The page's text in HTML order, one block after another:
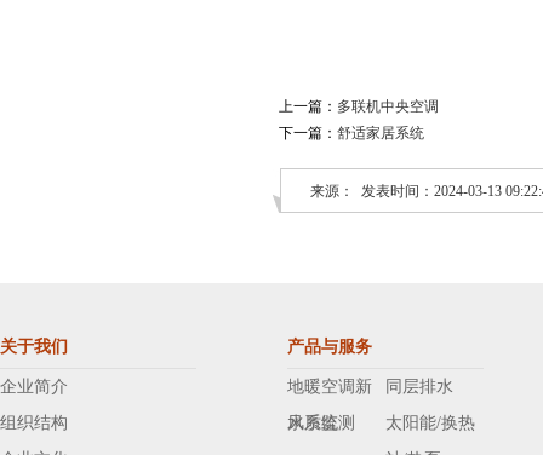
上一篇： 多联机中央空调
下一篇： 舒适家居系统
来源： 发表时间：2024-03-13
关于我们
企业简介
组织结构
产品与服务
地暖空调新
风系统
同层排水
水质监测
太阳能/换热